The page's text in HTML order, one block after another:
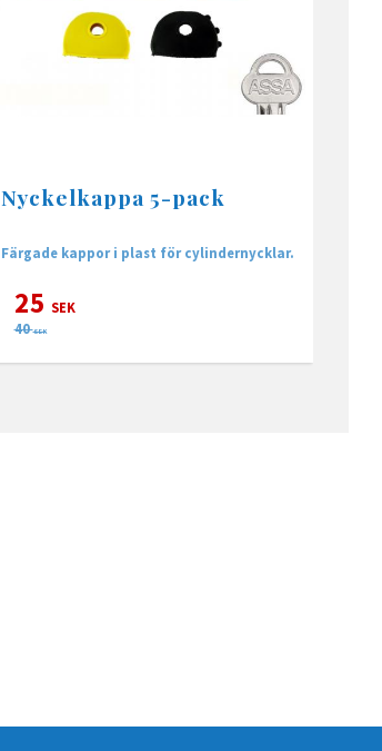
Nyckelkappa 5-pack
Färgade kappor i plast för cylindernycklar.
25 SEK
40 SEK